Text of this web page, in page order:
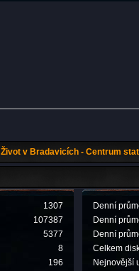
Život v Bradavicích - Centrum
1307
107387
5377
8
196
Denní
Denní
Denní
Celkem
Nejnovější